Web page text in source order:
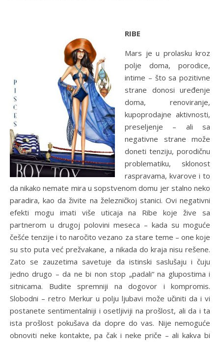
RIBE
Mars je u prolasku kroz
polje doma, porodice,
intime – što sa pozitivne
strane donosi uređenje
doma, renoviranje,
kupoprodajne aktivnosti,
preseljenje – ali sa
negativne strane može
doneti tenziju, porodičnu
problematiku, sklonost
raspravama, kvarove i to
da nikako nemate mira u sopstvenom domu jer stalno neko
paradira, kao da živite na železničkoj stanici. Ovi negativni
efekti mogu imati više uticaja na Ribe koje žive sa
partnerom u drugoj polovini meseca – kada su moguće
češće tenzije i to naročito vezano za stare teme – one koje
su sto puta već prežvakane, a nikada do kraja nisu rešene.
Zato se zauzetima savetuje da istinski saslušaju i čuju
jedno drugo – da ne bi non stop „padali“ na glupostima i
sitnicama. Budite spremniji na dogovor i kompromis.
Slobodni – retro Merkur u polju ljubavi može učiniti da i vi
postanete sentimentalniji i osetljiviji na prošlost, ali da i ta
ista prošlost pokušava da dopre do vas. Nije nemoguće
obnoviti neke kontakte, pa čak i neke priče – ali kakva bi